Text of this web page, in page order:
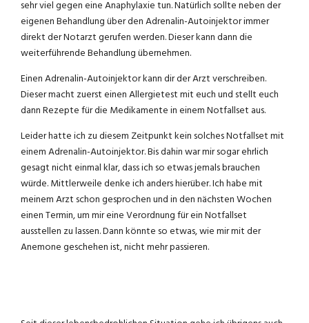
sehr viel gegen eine Anaphylaxie tun. Natürlich sollte neben der
eigenen Behandlung über den Adrenalin-Autoinjektor immer
direkt der Notarzt gerufen werden. Dieser kann dann die
weiterführende Behandlung übernehmen.
Einen Adrenalin-Autoinjektor kann dir der Arzt verschreiben.
Dieser macht zuerst einen Allergietest mit euch und stellt euch
dann Rezepte für die Medikamente in einem Notfallset aus.
Leider hatte ich zu diesem Zeitpunkt kein solches Notfallset mit
einem Adrenalin-Autoinjektor. Bis dahin war mir sogar ehrlich
gesagt nicht einmal klar, dass ich so etwas jemals brauchen
würde. Mittlerweile denke ich anders hierüber. Ich habe mit
meinem Arzt schon gesprochen und in den nächsten Wochen
einen Termin, um mir eine Verordnung für ein Notfallset
ausstellen zu lassen. Dann könnte so etwas, wie mir mit der
Anemone geschehen ist, nicht mehr passieren.